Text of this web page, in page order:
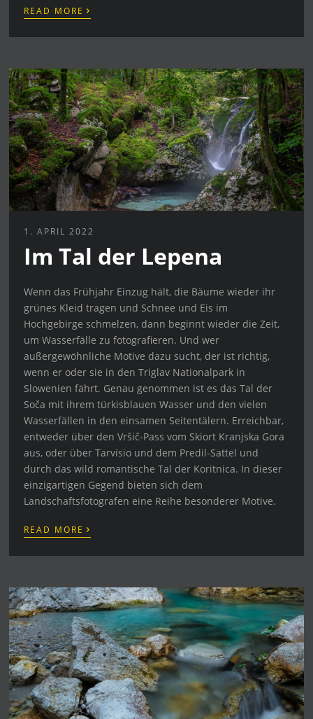
READ MORE ›
1. APRIL 2022
Im Tal der Lepena
Wenn das Frühjahr Einzug hält, die Bäume wieder ihr
grünes Kleid tragen und Schnee und Eis im
Hochgebirge schmelzen, dann beginnt wieder die Zeit,
um Wasserfälle zu fotografieren. Und wer
außergewöhnliche Motive dazu sucht, der ist richtig,
wenn er oder sie in den Triglav Nationalpark in
Slowenien fährt. Genau genommen ist es das Tal der
Soča mit ihrem türkisblauen Wasser und den vielen
Wasserfällen in den einsamen Seitentälern. Erreichbar,
entweder über den Vršič-Pass vom Skiort Kranjska Gora
aus, oder über Tarvisio und dem Predil-Sattel und
durch das wild romantische Tal der Koritnica. In dieser
einzigartigen Gegend bieten sich dem
Landschaftsfotografen eine Reihe besonderer Motive.
READ MORE ›